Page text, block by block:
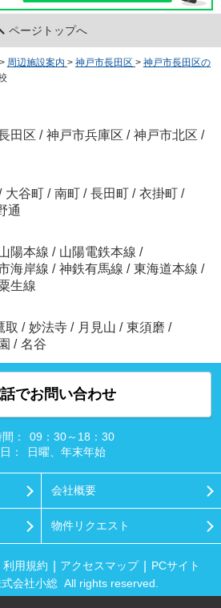
ページトップへ
> 周辺施設案内 > 神戸市長田区 > 神戸市長田区の
田区 / 神戸市兵庫区 / 神戸市北区 /
大谷町 / 南町 / 長田町 / 衣掛町 /
通
陽本線 / 山陽電鉄本線 /
海岸線 / 神鉄有馬線 / 東海道本線 /
生線
取 / 妙法寺 / 月見山 / 東須磨 /
/ 名谷
でお問い合わせ
：
09：30～18：30
：
日曜、年末年始
会社概要
物件リクエスト
利用規約 アクセスマップ
PCサイト
会社小総 All rights reserved.